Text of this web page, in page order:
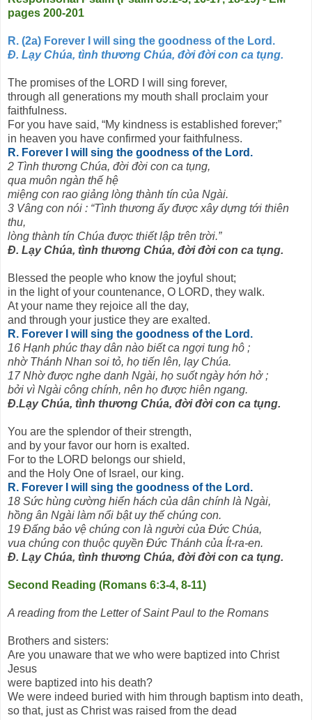
pages 200-201
R. (2a) Forever I will sing the goodness of the Lord.
Đ. Lạy Chúa, tình thương Chúa, đời đời con ca tụng.
The promises of the LORD I will sing forever,
through all generations my mouth shall proclaim your
faithfulness.
For you have said, “My kindness is established forever;”
in heaven you have confirmed your faithfulness.
R. Forever I will sing the goodness of the Lord.
2 Tình thương Chúa, đời đời con ca tụng,
qua muôn ngàn thế hệ
miệng con rao giảng lòng thành tín của Ngài.
3 Vâng con nói : “Tình thương ấy được xây dựng tới thiên
thu,
lòng thành tín Chúa được thiết lập trên trời.”
Đ. Lạy Chúa, tình thương Chúa, đời đời con ca tụng.
Blessed the people who know the joyful shout;
in the light of your countenance, O LORD, they walk.
At your name they rejoice all the day,
and through your justice they are exalted.
R. Forever I will sing the goodness of the Lord.
16 Hạnh phúc thay dân nào biết ca ngợi tung hô ;
nhờ Thánh Nhan soi tỏ, họ tiến lên, lạy Chúa.
17 Nhờ được nghe danh Ngài, họ suốt ngày hớn hở ;
bởi vì Ngài công chính, nên họ được hiên ngang.
Đ.Lạy Chúa, tình thương Chúa, đời đời con ca tụng.
You are the splendor of their strength,
and by your favor our horn is exalted.
For to the LORD belongs our shield,
and the Holy One of Israel, our king.
R. Forever I will sing the goodness of the Lord.
18 Sức hùng cường hiển hách của dân chính là Ngài,
hồng ân Ngài làm nổi bật uy thế chúng con.
19 Đấng bảo vệ chúng con là người của Đức Chúa,
vua chúng con thuộc quyền Đức Thánh của Ít-ra-en.
Đ. Lạy Chúa, tình thương Chúa, đời đời con ca tụng.
Second Reading (Romans 6:3-4, 8-11)
A reading from the Letter of Saint Paul to the Romans
Brothers and sisters:
Are you unaware that we who were baptized into Christ
Jesus
were baptized into his death?
We were indeed buried with him through baptism into death,
so that, just as Christ was raised from the dead